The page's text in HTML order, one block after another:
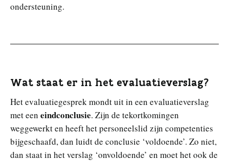
ondersteuning.
Wat staat er in het evaluatieverslag?
Het evaluatiegesprek mondt uit in een evaluatieverslag
met een eindconclusie. Zijn de tekortkomingen
weggewerkt en heeft het personeelslid zijn competenties
bijgeschaafd, dan luidt de conclusie ‘voldoende’. Zo niet,
dan staat in het verslag ‘onvoldoende’ en moet het ook de